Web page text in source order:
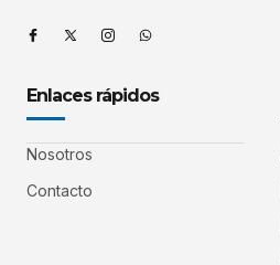
Enlaces rápidos
Nosotros
Contacto